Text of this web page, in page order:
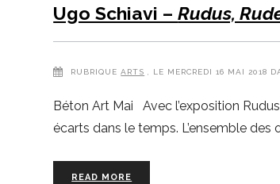
Ugo Schiavi –Rudus,
RUBRIQUE ARTS , LE MERCREDI 16 MAI 2018
Béton Art Mai Avec l’exposition
écarts dans le temps. L’ensemble
READ MORE